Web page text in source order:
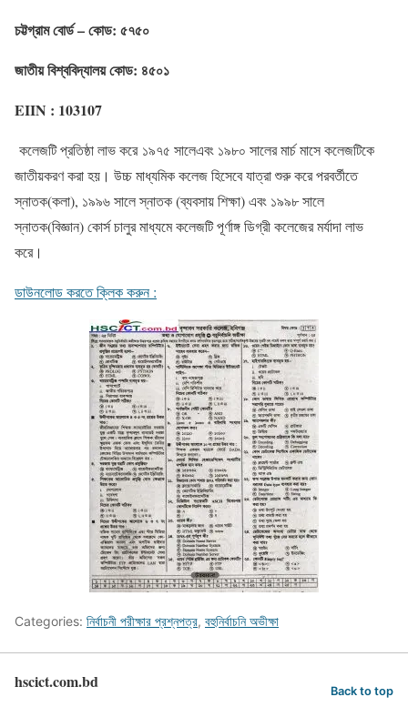
চট্টগ্রাম বোর্ড – কোড: ৫৭৫০
জাতীয় বিশ্ববিদ্যালয় কোড: ৪৫০১
EIIN : 103107
কলেজটি প্রতিষ্ঠা লাভ করে ১৯৭৫ সালেএবং ১৯৮০ সালের মার্চ মাসে কলেজটিকে
জাতীয়করণ করা হয়। উচ্চ মাধ্যমিক কলেজ হিসেবে যাত্রা শুরু করে পরবর্তীতে
স্নাতক(কলা), ১৯৯৬ সালে স্নাতক (ব্যবসায় শিক্ষা) এবং ১৯৯৮ সালে
স্নাতক(বিজ্ঞান) কোর্স চালুর মাধ্যমে কলেজটি পূর্ণাঙ্গ ডিগ্রী কলেজের মর্যাদা লাভ
করে।
ডাউনলোড করতে ক্লিক করুন :
Categories: নির্বাচনী পরীক্ষার প্রশ্নপত্র, বহুনির্বাচনি অভীক্ষা
hscict.com.bd Back to top